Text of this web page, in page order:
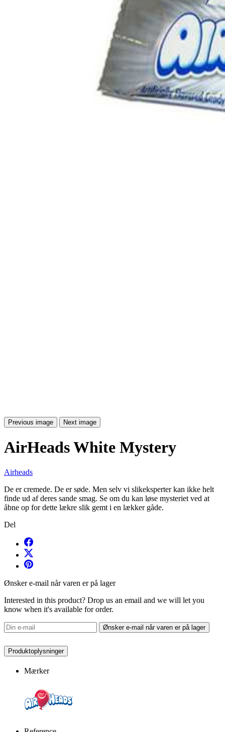
Previous image Next image
AirHeads White Mystery
Airheads
De er cremede. De er søde. Men selv vi slikeksperter kan ikke helt
finde ud af deres sande smag. Se om du kan løse mysteriet ved at
åbne op for dette lækre slik gemt i en lækker gåde.
Del
Ønsker e-mail når varen er på lager
Interested in this product? Drop us an email and we will let you
know when it's available for order.
Ønsker e-mail når varen er på lager
Produktoplysninger
Mærker